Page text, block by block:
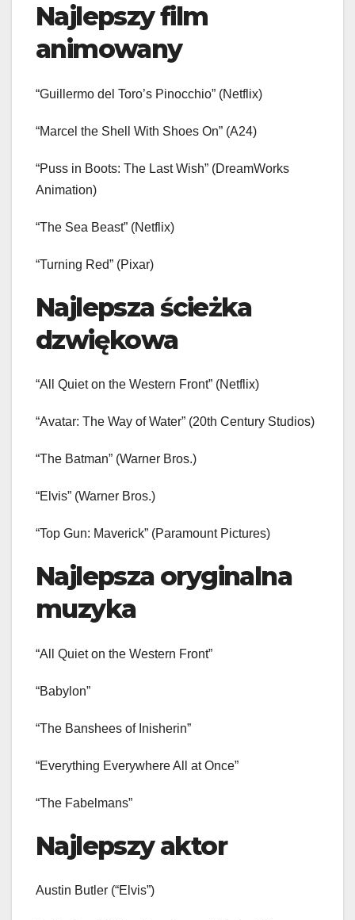
Najlepszy film
animowany
“Guillermo del Toro’s Pinocchio” (Netflix)
“Marcel the Shell With Shoes On” (A24)
“Puss in Boots: The Last Wish” (DreamWorks
Animation)
“The Sea Beast” (Netflix)
“Turning Red” (Pixar)
Najlepsza ścieżka
dzwiękowa
“All Quiet on the Western Front” (Netflix)
“Avatar: The Way of Water” (20th Century Studios)
“The Batman” (Warner Bros.)
“Elvis” (Warner Bros.)
“Top Gun: Maverick” (Paramount Pictures)
Najlepsza oryginalna
muzyka
“All Quiet on the Western Front”
“Babylon”
“The Banshees of Inisherin”
“Everything Everywhere All at Once”
“The Fabelmans”
Najlepszy aktor
Austin Butler (“Elvis”)